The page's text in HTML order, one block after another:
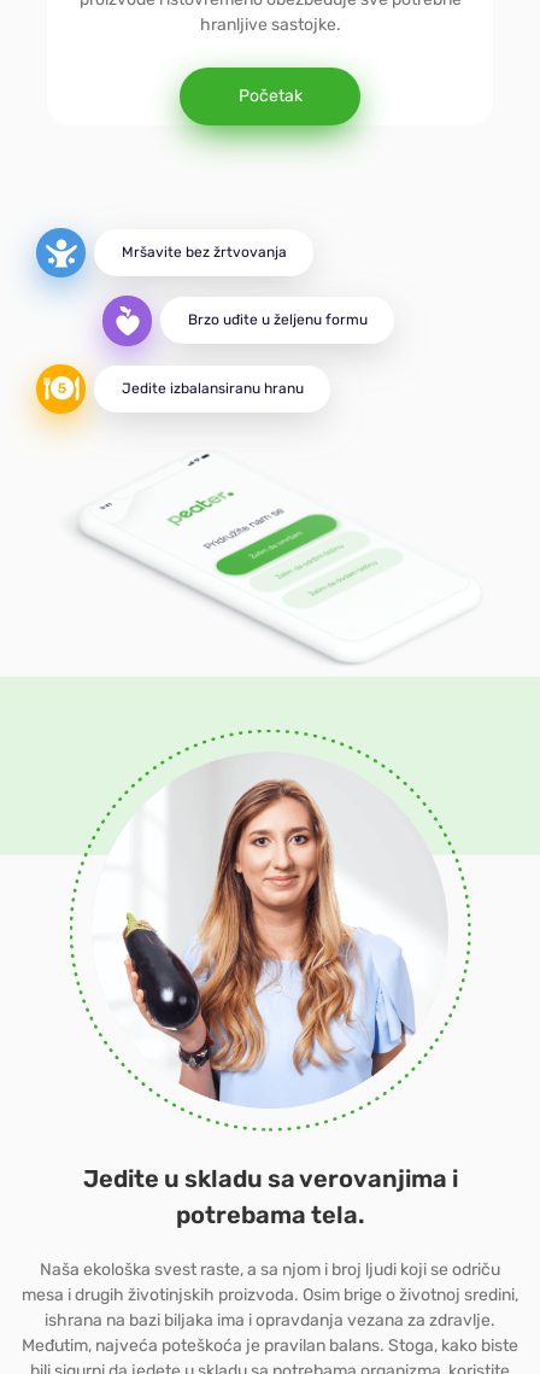
MIND
Za aktivne
Za masu
Protiv-upalna
Jačanje imuniteta
hranljive sastojke.
Početak
Mršavite bez žrtvovanja
Brzo uđite u željenu formu
Jedite izbalansiranu hranu
Jedite u skladu sa verovanjima i
potrebama tela.
Naša ekološka svest raste, a sa njom i broj ljudi koji se odriču
mesa i drugih životinjskih proizvoda. Osim brige o životnoj sredini,
ishrana na bazi biljaka ima i opravdanja vezana za zdravlje.
Međutim, najveća poteškoća je pravilan balans. Stoga, kako biste